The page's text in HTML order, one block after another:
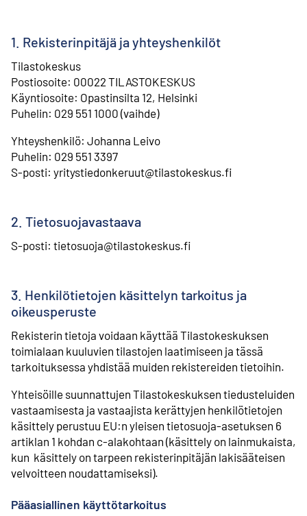
1. Rekisterinpitäjä ja yhteyshenkilöt
Tilastokeskus
⁠Postiosoite: 00022 TILASTOKESKUS
⁠Käyntiosoite: Opastinsilta 12, Helsinki
⁠Puhelin: 029 551 1000 (vaihde)
Yhteyshenkilö: Johanna Leivo
⁠Puhelin: 029 551 3397
⁠S-posti: yritystiedonkeruut@tilastokeskus.fi
2. Tietosuojavastaava
S-posti: tietosuoja@tilastokeskus.fi
3. Henkilötietojen käsittelyn tarkoitus ja
oikeusperuste
Rekisterin tietoja voidaan käyttää Tilastokeskuksen
toimialaan kuuluvien tilastojen laatimiseen ja tässä
tarkoituksessa yhdistää muiden rekistereiden tietoihin.
Yhteisöille suunnattujen Tilastokeskuksen tiedusteluiden
vastaamisesta ja vastaajista kerättyjen henkilötietojen
käsittely perustuu EU:n yleisen tietosuoja-asetuksen 6
artiklan 1 kohdan c-alakohtaan (käsittely on lainmukaista,
kun käsittely on tarpeen rekisterinpitäjän lakisääteisen
velvoitteen noudattamiseksi).
Pääasiallinen käyttötarkoitus